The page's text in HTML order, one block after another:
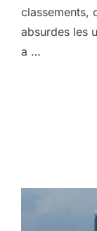
classements,
absurdes les
a …